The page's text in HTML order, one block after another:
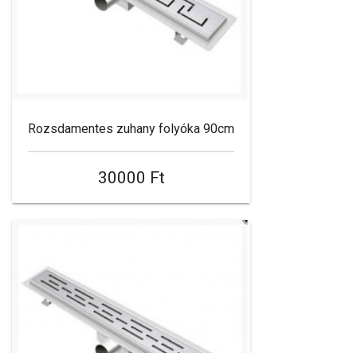
Rozsdamentes zuhany folyóka 90cm
30000 Ft